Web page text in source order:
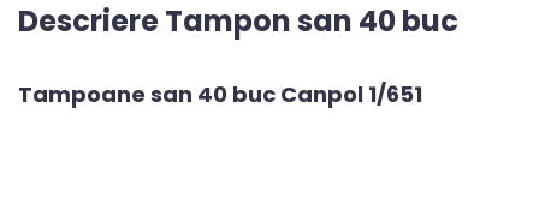
Descriere Tampon san 40 buc
Tampoane san 40 buc Canpol 1/651